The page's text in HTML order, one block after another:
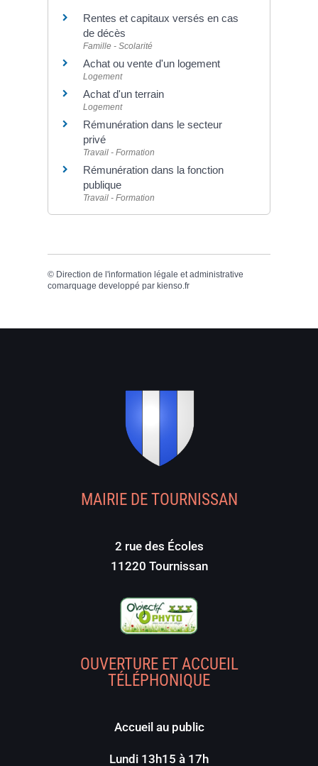
Rentes et capitaux versés en cas
de décès
Famille - Scolarité
Achat ou vente d'un logement
Logement
Achat d'un terrain
Logement
Rémunération dans le secteur
privé
Travail - Formation
Rémunération dans la fonction
publique
Travail - Formation
© Direction de l'information légale et administrative
comarquage developpé parkienso.fr
MAIRIE DE TOURNISSAN
2 rue des Écoles
11220 Tournissan
OUVERTURE ET ACCUEIL
TÉLÉPHONIQUE
Accueil au public
Lundi 13h15 à 17h